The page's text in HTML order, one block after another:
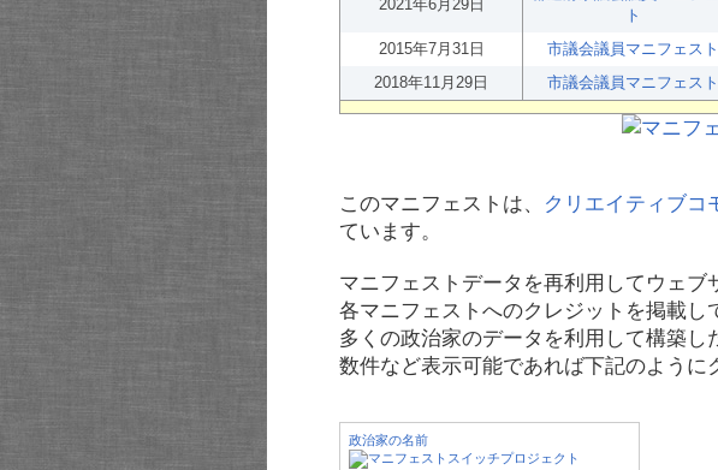
2021年6月29日
ト
2015年7月31日 市議会議員マニフェスト
2018年11月29日
市議会議員マニフェスト
このマニフェストは、 クリエイティブコ
ています。
マニフェストデータを再利用してウェブ
各マニフェストへのクレジットを掲載し
多くの政治家のデータを利用して構築し
数件など表示可能であれば下記のように
政治家の名前